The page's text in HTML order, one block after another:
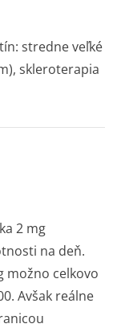
stredne veľké
skleroterapia
2 mg
na deň.
možno celkovo
Avšak reálne